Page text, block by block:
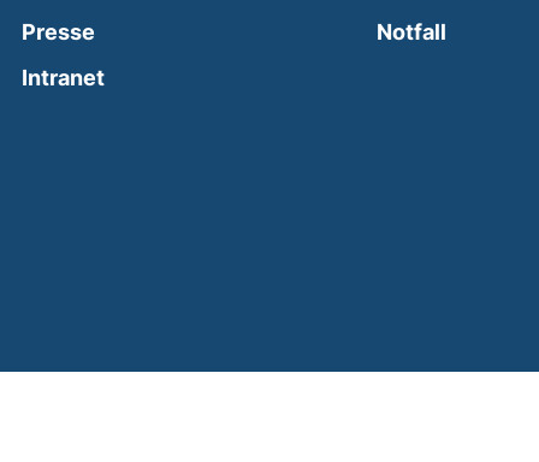
Presse
Intranet(external link, opens in a new window)
Notfall